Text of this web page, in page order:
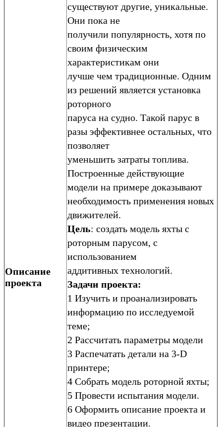
Описание
проекта
существуют другие, уникальные.
Они пока не
получили популярность, хотя по
своим физическим
характеристикам они
лучше чем традиционные. Одним
из решений является установка
роторного
паруса на судно. Такой парус в
разы эффективнее остальных, что
позволяет
уменьшить затраты топлива.
Построенные действующие
модели на примере доказывают
необходимость применения новых
движителей.
Цель: создать модель яхты с
роторным парусом, с
использованием
аддитивных технологий.
Задачи проекта:
1 Изучить и проанализировать
информацию по исследуемой
теме;
2 Рассчитать параметры модели
3 Распечатать детали на 3-D
принтере;
4 Собрать модель роторной яхты;
5 Провести испытания модели.
6 Оформить описание проекта и
видео презентации.